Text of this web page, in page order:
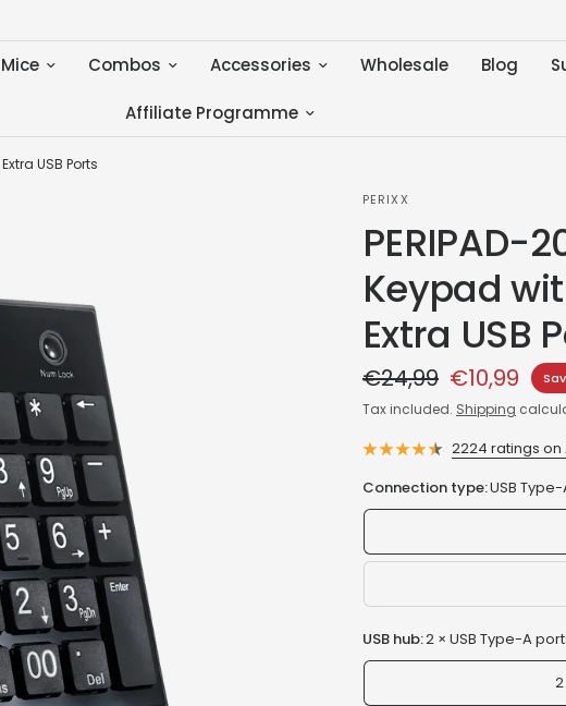
Mice Combos Accessories Wholesale Blog
Affiliate Programme
USB Ports
PERIXX
PERIPAD-
Keypad
Extra USB
€24,99 €10,99
Tax included. Shipping
2224 ratings
Connection type:USB Type-
USB hub:2 × USB Type-A